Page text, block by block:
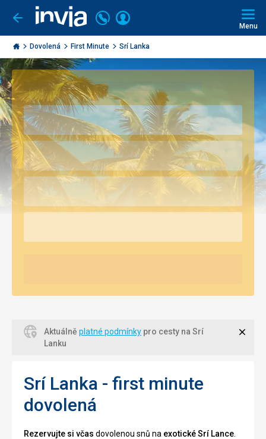
Jít
zpět
Invia.cz
Volejte
226
000
290
Přihlásit
Menu
Dovolená First Minute Srí Lanka
Aktuálně platné podmínky pro cesty na Srí
Lanku
Srí Lanka - first minute
dovolená
Rezervujte si včas dovolenou snů na exotické Srí Lance